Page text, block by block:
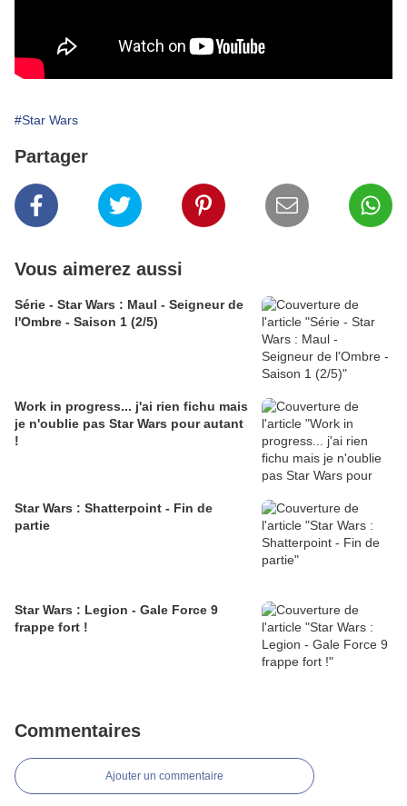
#Star Wars
Partager
Vous aimerez aussi
Série - Star Wars : Maul - Seigneur de
l'Ombre - Saison 1 (2/5)
Work in progress... j'ai rien fichu mais
je n'oublie pas Star Wars pour autant
!
Star Wars : Shatterpoint - Fin de
partie
Star Wars : Legion - Gale Force 9
frappe fort !
Commentaires
Ajouter un commentaire